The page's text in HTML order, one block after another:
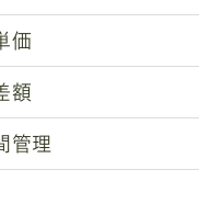
価
額
管理